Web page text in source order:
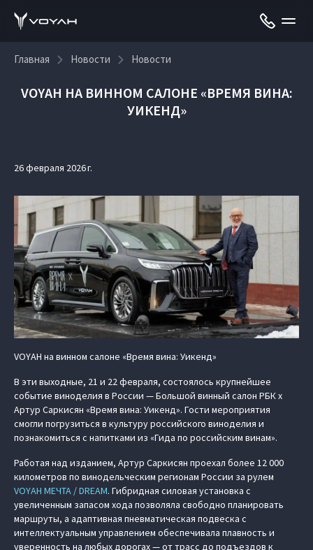
Главная Новости Новости
VOYAH НА ВИННОМ САЛОНЕ «ВРЕМЯ ВИНА:
УИКЕНД»
26 февраля 2026 г.
VOYAH на винном салоне «Время вина: Уикенд»
В эти выходные, 21 и 22 февраля, состоялось крупнейшее
событие виноделия в России — Большой винный салон РБК х
Артур Саркисян «Время вина: Уикенд». Гости мероприятия
смогли погрузиться в культуру российского виноделия и
познакомиться с напитками из «Гида по российским винам».
Работая над изданием, Артур Саркисян проехал более 12 000
километров по винодельческим регионам России за рулем
VOYAH МЕЧТА / DREAM. Гибридная силовая установка с
увеличенным запасом хода позволяла свободно планировать
маршруты, а адаптивная пневматическая подвеска с
интеллектуальным управлением обеспечивала плавность и
уверенность на любых дорогах — от трасс до подъездов к